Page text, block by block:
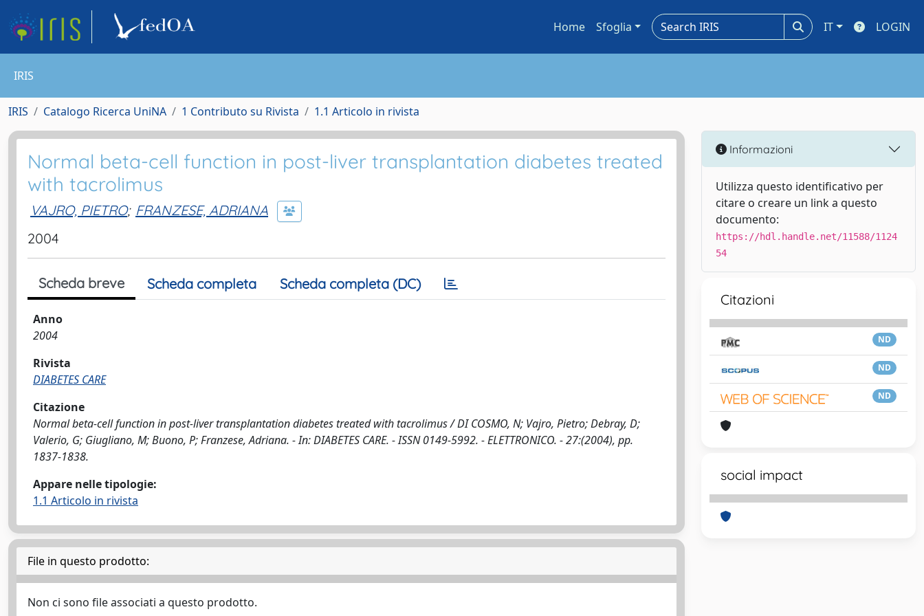
Home Sfoglia IT LOGIN
IRIS
IRIS Catalogo Ricerca UniNA 1 Contributo su Rivista 1.1 Articolo in rivista
Normal beta-cell function in post-liver transplantation diabetes treated
with tacrolimus
VAJRO, PIETRO; FRANZESE, ADRIANA
2004
Scheda breve Scheda completa Scheda completa (DC)
Anno
2004
Rivista
DIABETES CARE
Citazione
Normal beta-cell function in post-liver transplantation diabetes treated with tacrolimus / DI COSMO, N; Vajro, Pietro; Debray, D;
Valerio, G; Giugliano, M; Buono, P; Franzese, Adriana. - In: DIABETES CARE. - ISSN 0149-5992. - ELETTRONICO. - 27:(2004), pp.
1837-1838.
Appare nelle tipologie:
1.1 Articolo in rivista
File in questo prodotto:
Non ci sono file associati a questo prodotto.
Informazioni
Utilizza questo identificativo per
citare o creare un link a questo
documento:
https://hdl.handle.net/11588/1124
54
Citazioni
ND
ND
ND
social impact